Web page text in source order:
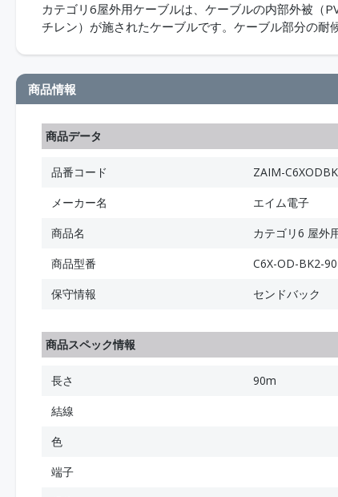
カテゴリ6屋外用ケーブルは、ケーブルの内部外被（
チレン）が施されたケーブルです。ケーブル部分の耐
商品情報
商品データ
品番コード
ZAIM-
メーカー名
エイム電子
商品名
カテゴリ6 屋外
商品型番
C6X-OD-BK2-90
保守情報
センドバック
商品スペック情報
長さ
90m
結線
色
端子